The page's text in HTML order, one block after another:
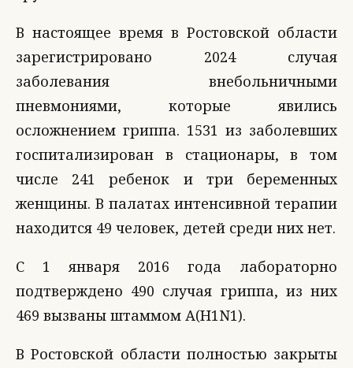
В настоящее время в Ростовской области
зарегистрировано 2024 случая
заболевания внебольничными
пневмониями, которые явились
осложнением гриппа. 1531 из заболевших
госпитализирован в стационары, в том
числе 241 ребенок и три беременных
женщины. В палатах интенсивной терапии
находится 49 человек, детей среди них нет.
С 1 января 2016 года лабораторно
подтверждено 490 случая гриппа, из них
469 вызваны штаммом А(Н1N1).
В Ростовской области полностью закрыты